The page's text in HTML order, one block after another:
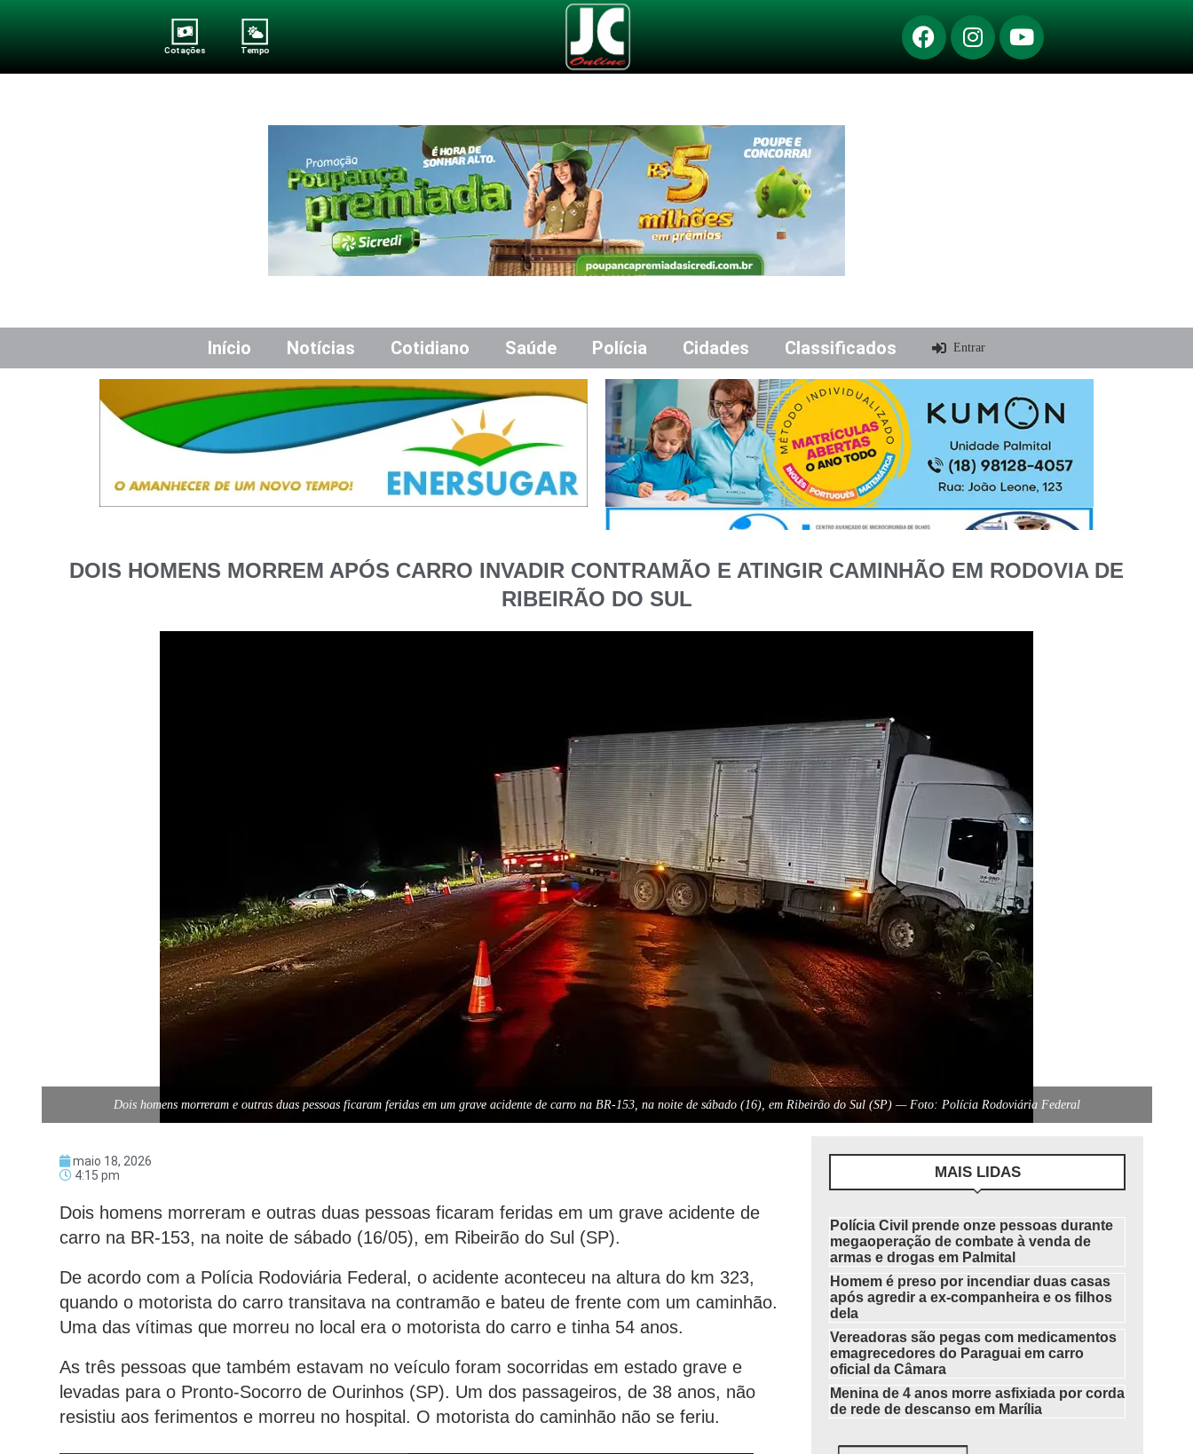
Cotações Tempo
Início Notícias Cotidiano Saúde Polícia Cidades Classificados Entrar
DOIS HOMENS MORREM APÓS CARRO INVADIR CONTRAMÃO E ATINGIR CAMINHÃO EM RODOVIA DE
RIBEIRÃO DO SUL
Dois homens morreram e outras duas pessoas ficaram feridas em um grave acidente de carro na BR-153, na noite de sábado (16), em Ribeirão do Sul (SP) — Foto: Polícia Rodoviária Federal
maio 18, 2026
4:15 pm
Dois homens morreram e outras duas pessoas ficaram feridas em um grave acidente de
carro na BR-153, na noite de sábado (16/05), em Ribeirão do Sul (SP).
De acordo com a Polícia Rodoviária Federal, o acidente aconteceu na altura do km 323,
quando o motorista do carro transitava na contramão e bateu de frente com um caminhão.
Uma das vítimas que morreu no local era o motorista do carro e tinha 54 anos.
As três pessoas que também estavam no veículo foram socorridas em estado grave e
levadas para o Pronto-Socorro de Ourinhos (SP). Um dos passageiros, de 38 anos, não
resistiu aos ferimentos e morreu no hospital. O motorista do caminhão não se feriu.
MAIS LIDAS
Polícia Civil prende onze pessoas durante
megaoperação de combate à venda de
armas e drogas em Palmital
Homem é preso por incendiar duas casas
após agredir a ex-companheira e os filhos
dela
Vereadoras são pegas com medicamentos
emagrecedores do Paraguai em carro
oficial da Câmara
Menina de 4 anos morre asfixiada por corda
de rede de descanso em Marília